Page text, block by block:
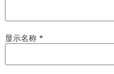
显示名称 *